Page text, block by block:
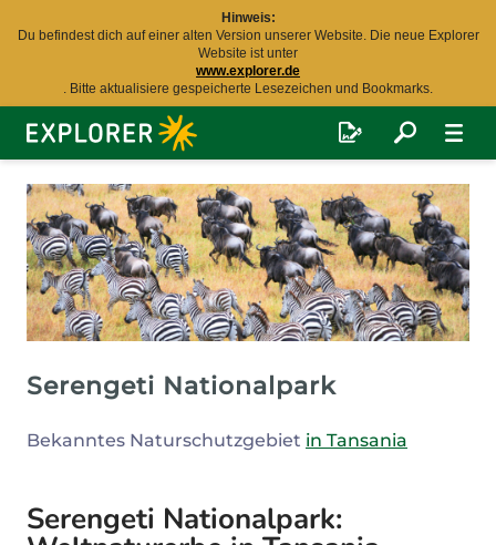
Hinweis:
Du befindest dich auf einer alten Version unserer Website. Die neue Explorer
Website ist unter
www.explorer.de
. Bitte aktualisiere gespeicherte Lesezeichen und Bookmarks.
Explorer
Fernreisen
Serengeti Nationalpark
Bekanntes Naturschutzgebiet in Tansania
Serengeti Nationalpark: